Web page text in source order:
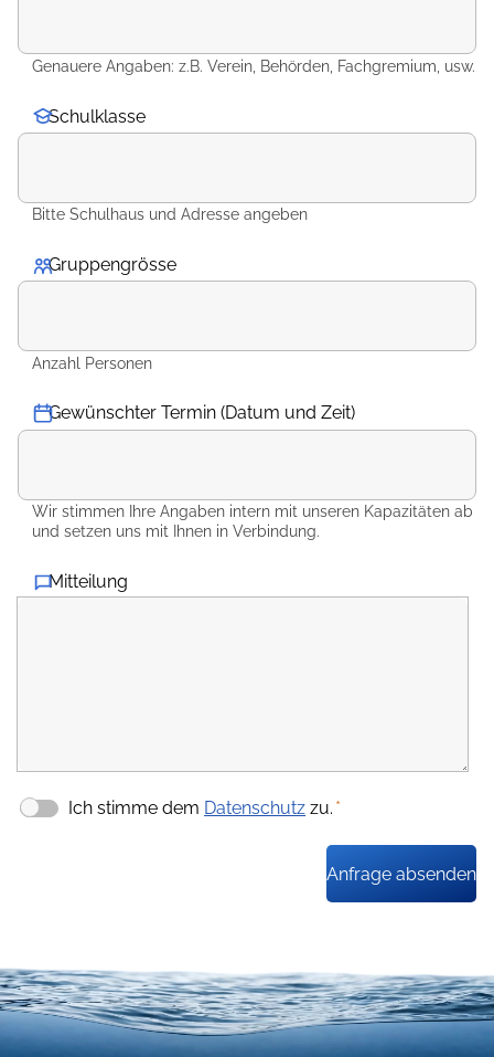
Genauere Angaben: z.B. Verein, Behörden, Fachgremium, usw.
Schulklasse
Bitte Schulhaus und Adresse angeben
Gruppengrösse
Anzahl Personen
Gewünschter Termin (Datum und Zeit)
Wir stimmen Ihre Angaben intern mit unseren Kapazitäten ab
und setzen uns mit Ihnen in Verbindung.
Mitteilung
Ich stimme dem Datenschutz zu. *
Anfrage absenden